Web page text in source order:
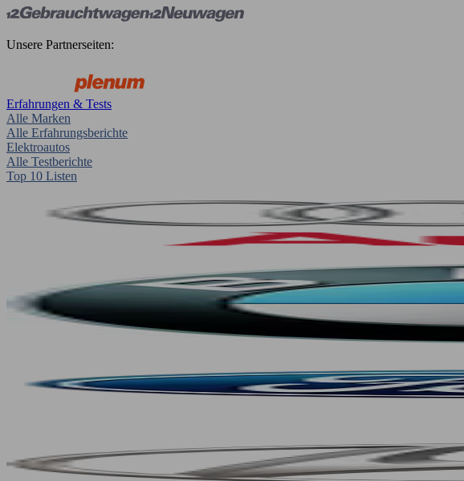
Unsere Partnerseiten:
Erfahrungen & Tests
Alle Marken
Alle Erfahrungsberichte
Elektroautos
Alle Testberichte
Top 10 Listen